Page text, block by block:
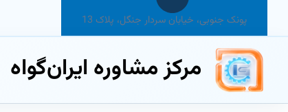
پونک جنوبی، خیابان سردار جنگل، پلاک 13
مرکز مشاوره ایران‌گواه